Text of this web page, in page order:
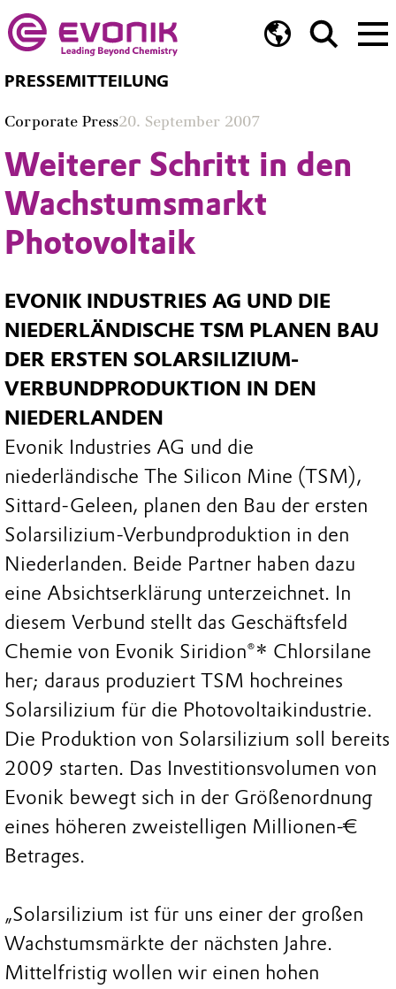
PRESSEMITTEILUNG
Corporate Press20. September 2007
Weiterer Schritt in den
Wachstumsmarkt
Photovoltaik
EVONIK INDUSTRIES AG UND DIE
NIEDERLÄNDISCHE TSM PLANEN BAU
DER ERSTEN SOLARSILIZIUM-
VERBUNDPRODUKTION IN DEN
NIEDERLANDEN
Evonik Industries AG und die
niederländische The Silicon Mine (TSM),
Sittard-Geleen, planen den Bau der ersten
Solarsilizium-Verbundproduktion in den
Niederlanden. Beide Partner haben dazu
eine Absichtserklärung unterzeichnet. In
diesem Verbund stellt das Geschäftsfeld
Chemie von Evonik Siridion®* Chlorsilane
her; daraus produziert TSM hochreines
Solarsilizium für die Photovoltaikindustrie.
Die Produktion von Solarsilizium soll bereits
2009 starten. Das Investitionsvolumen von
Evonik bewegt sich in der Größenordnung
eines höheren zweistelligen Millionen-€
Betrages.
„Solarsilizium ist für uns einer der großen
Wachstumsmärkte der nächsten Jahre.
Mittelfristig wollen wir einen hohen